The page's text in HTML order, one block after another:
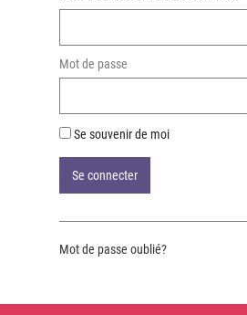
Mot de passe
Se souvenir de moi
Mot de passe oublié?